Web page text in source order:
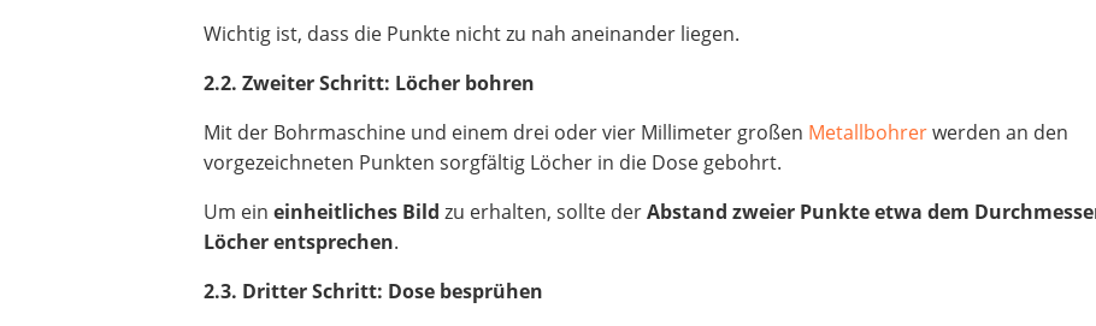
Wichtig ist, dass die Punkte nicht zu nah aneinander liegen.
2.2. Zweiter Schritt: Löcher bohren
Mit der Bohrmaschine und einem drei oder vier Millimeter großen Metallbohrerwerden an den
vorgezeichneten Punkten sorgfältig Löcher in die Dose gebohrt.
Um eineinheitliches Bild zu erhalten, sollte derAbstand zweier Punkte etwa dem
Löcher entsprechen.
2.3. Dritter Schritt: Dose besprühen